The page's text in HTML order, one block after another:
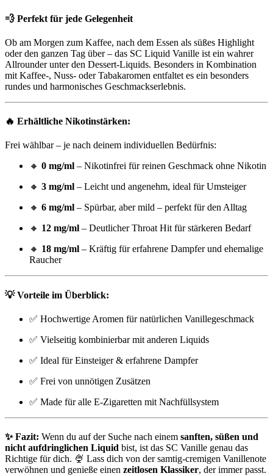
💨 Perfekt für jede Gelegenheit
Ob am Morgen zum Kaffee, nach dem Essen als süßes Highlight
oder den ganzen Tag über – das SC Liquid Vanille ist ein wahrer
Allrounder unter den Dessert-Liquids. Besonders in Kombination
mit Kaffee-, Nuss- oder Tabakaromen entfaltet es ein besonders
rundes und harmonisches Geschmackserlebnis.
🔥 Erhältliche Nikotinstärken:
Frei wählbar – je nach deinem individuellen Bedürfnis:
🔸 0 mg/ml – Nikotinfrei für reinen Geschmack ohne Nikotin
🔸 3 mg/ml – Leicht und angenehm, ideal für Umsteiger
🔸 6 mg/ml – Spürbar, aber mild – perfekt für den Alltag
🔸 12 mg/ml – Deutlicher Throat Hit für stärkeren Bedarf
🔸 18 mg/ml – Kräftig für erfahrene Dampfer und ehemalige
Raucher
💡Vorteile im Überblick:
✅ Hochwertige Aromen für natürlichen Vanillegeschmack
✅ Vielseitig kombinierbar mit anderen Liquids
✅ Ideal für Einsteiger & erfahrene Dampfer
✅ Frei von unnötigen Zusätzen
✅ Made für alle E-Zigaretten mit Nachfüllsystem
✨ Fazit: Wenn du auf der Suche nach einem sanften, süßen und
nicht aufdringlichen Liquid bist, ist das SC Vanille genau das
Richtige für dich. 🍨 Lass dich von der samtig-cremigen Vanillenote
verwöhnen und genieße einen zeitlosen Klassiker, der immer passt.